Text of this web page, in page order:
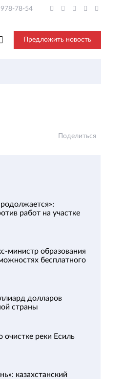
78-54
Предложить новость
Поделиться
работ на участке
министр образования
бесплатного
долларов
страны
очистке реки Есиль
казахстанский